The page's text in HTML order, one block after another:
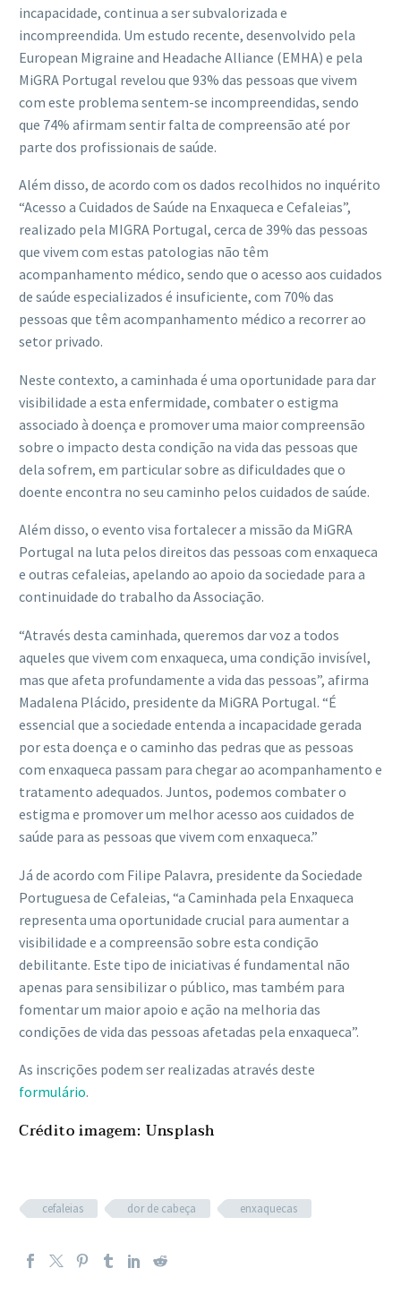
incapacidade, continua a ser subvalorizada e
incompreendida. Um estudo recente, desenvolvido pela
European Migraine and Headache Alliance (EMHA) e pela
MiGRA Portugal revelou que 93% das pessoas que vivem
com este problema sentem-se incompreendidas, sendo
que 74% afirmam sentir falta de compreensão até por
parte dos profissionais de saúde.
Além disso, de acordo com os dados recolhidos no inquérito
“Acesso a Cuidados de Saúde na Enxaqueca e Cefaleias”,
realizado pela MIGRA Portugal, cerca de 39% das pessoas
que vivem com estas patologias não têm
acompanhamento médico, sendo que o acesso aos cuidados
de saúde especializados é insuficiente, com 70% das
pessoas que têm acompanhamento médico a recorrer ao
setor privado.
Neste contexto, a caminhada é uma oportunidade para dar
visibilidade a esta enfermidade, combater o estigma
associado à doença e promover uma maior compreensão
sobre o impacto desta condição na vida das pessoas que
dela sofrem, em particular sobre as dificuldades que o
doente encontra no seu caminho pelos cuidados de saúde.
Além disso, o evento visa fortalecer a missão da MiGRA
Portugal na luta pelos direitos das pessoas com enxaqueca
e outras cefaleias, apelando ao apoio da sociedade para a
continuidade do trabalho da Associação.
“Através desta caminhada, queremos dar voz a todos
aqueles que vivem com enxaqueca, uma condição invisível,
mas que afeta profundamente a vida das pessoas”, afirma
Madalena Plácido, presidente da MiGRA Portugal. “É
essencial que a sociedade entenda a incapacidade gerada
por esta doença e o caminho das pedras que as pessoas
com enxaqueca passam para chegar ao acompanhamento e
tratamento adequados. Juntos, podemos combater o
estigma e promover um melhor acesso aos cuidados de
saúde para as pessoas que vivem com enxaqueca.”
Já de acordo com Filipe Palavra, presidente da Sociedade
Portuguesa de Cefaleias, “a Caminhada pela Enxaqueca
representa uma oportunidade crucial para aumentar a
visibilidade e a compreensão sobre esta condição
debilitante. Este tipo de iniciativas é fundamental não
apenas para sensibilizar o público, mas também para
fomentar um maior apoio e ação na melhoria das
condições de vida das pessoas afetadas pela enxaqueca”.
As inscrições podem ser realizadas através deste
formulário.
Crédito imagem: Unsplash
cefaleias dor de cabeça enxaquecas